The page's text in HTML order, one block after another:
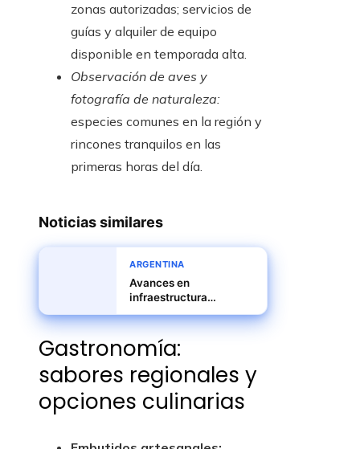
zonas autorizadas; servicios de
guías y alquiler de equipo
disponible en temporada alta.
Observación de aves y
fotografía de naturaleza:
especies comunes en la región y
rincones tranquilos en las
primeras horas del día.
Noticias similares
ARGENTINA
Avances en
infraestructura
portuaria y logística
impulsan la industria en
Rosario
Gastronomía:
sabores regionales y
opciones culinarias